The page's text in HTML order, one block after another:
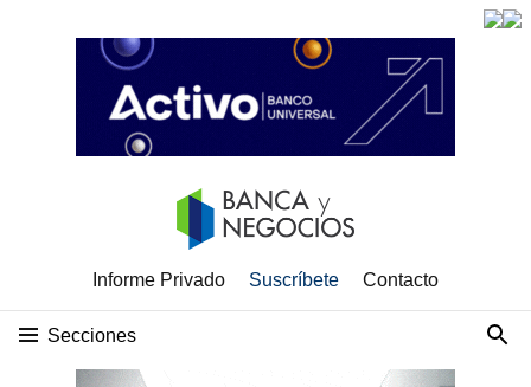
Informe Privado Suscríbete Contacto
Secciones